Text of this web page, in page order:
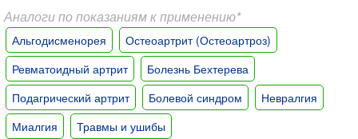
Аналоги по показаниям к применению*
Альгодисменорея
Остеоартрит (Остеоартроз)
Ревматоидный артрит
Болезнь Бехтерева
Подагрический артрит
Болевой синдром
Невралгия
Миалгия
Травмы и ушибы